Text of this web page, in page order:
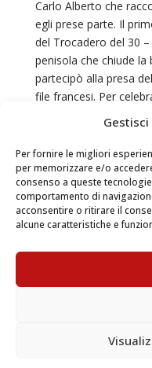
Gestisci
Per fornire le migliori
per memorizzare e/o
consenso a queste
comportamento di
acconsentire o ritirare il
alcune caratteristiche e
Carlo Alberto che
egli prese parte. Il
del Trocadero del 30
penisola che chiude la
partecipò alla presa
file francesi. Per
regina Maria Teresa
dedicato allo”sposo
Il secondo scritto è
sulla guerra e di come
gli animi umani
Dans cette vie si
poussée par le
doit s’attendre
que pour expier
Carlo